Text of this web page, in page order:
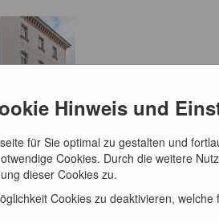
Hinweis und
für Sie optimal zu gestalten und
Cookies. Durch die weitere
dieser Cookies zu.
Cookies zu deaktivieren, welche